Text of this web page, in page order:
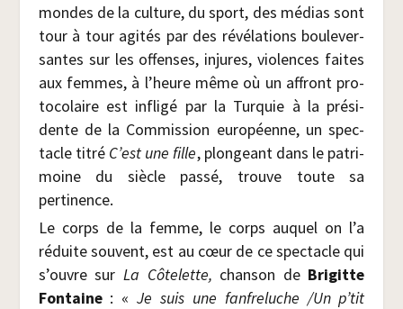
mondes de la culture, du sport, des médias sont
tour à tour agi­tés par des révé­la­tions bou­le­ver­
santes sur les offenses, injures, vio­lences faites
aux femmes, à l’heure même où un affront pro­
to­co­laire est infli­gé par la Tur­quie à la pré­si­
dente de la Com­mis­sion euro­péenne, un spec­
tacle titré C’est une fille, plon­geant dans le patri­
moine du siècle pas­sé, trouve toute sa
pertinence.
Le corps de la femme, le corps auquel on l’a
réduite sou­vent, est au cœur de ce spec­tacle qui
s’ouvre sur La Côte­lette, chan­son de Bri­gitte
Fon­taine: «Je suis une fan­fre­luche /​Un p’tit